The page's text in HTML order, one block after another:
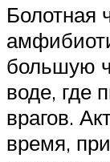
Болотная
большую
воде, где
врагов.
время,